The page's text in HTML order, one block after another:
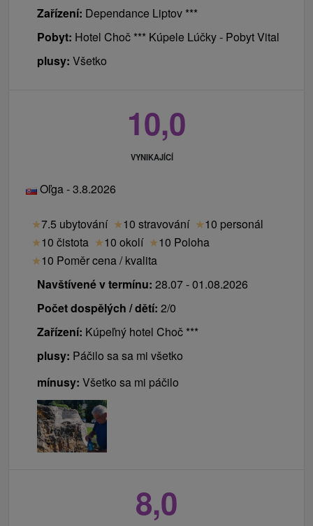
Zařízení: Dependance Liptov ***
Pobyt: Hotel Choč *** Kúpele Lúčky - Pobyt Vital
plusy: Všetko
10,0
VYNIKAJÍCÍ
Oľga - 3.8.2026
★7.5 ubytování ★10 stravování ★10 personál
★10 čistota ★10 okolí ★10 Poloha
★10 Poměr cena / kvalita
Navštívené v termínu: 28.07 - 01.08.2026
Počet dospělých / dětí: 2/0
Zařízení: Kúpeľný hotel Choč ***
plusy: Páčilo sa sa mi všetko
mínusy: Všetko sa mi páčilo
8,0